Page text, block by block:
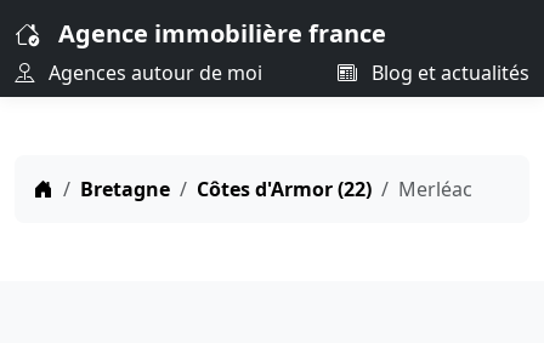
Agence immobilière france
Agences autour de moi Blog et actualités
Bretagne Côtes d'Armor (22) Merléac